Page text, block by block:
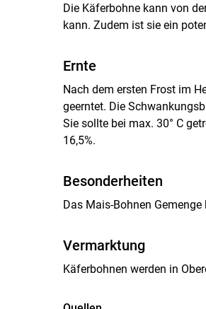
Die Käferbohne kann von
kann. Zudem ist sie ein
Ernte
Nach dem ersten Frost im
geerntet. Die
Sie sollte bei max. 30° C
16,5%.
Besonderheiten
Das Mais-Bohnen
Vermarktung
Käferbohnen werden in